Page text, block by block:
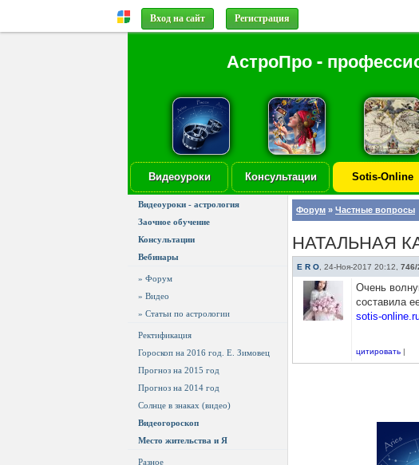
Вход на сайт Регистрация
АстроПро -
Видеоуроки Консультации Sotis-Online
Видеоуроки - астрология
Заочное обучение
Консультации
Вебинары
» Форум
» Видео
» Статьи по астрологии
Ректификация
Гороскоп на 2016 год. Е. Зимовец
Прогноз на 2015 год
Прогноз на 2014 год
Солнце в знаках (видео)
Видеогороскоп
Место жительства и Я
Разное
Форум » Частные вопросы
НАТАЛЬНАЯ
E R O 24-Ноя-2017 20:12 746/
Очень
составила
sotis-
цитировать |